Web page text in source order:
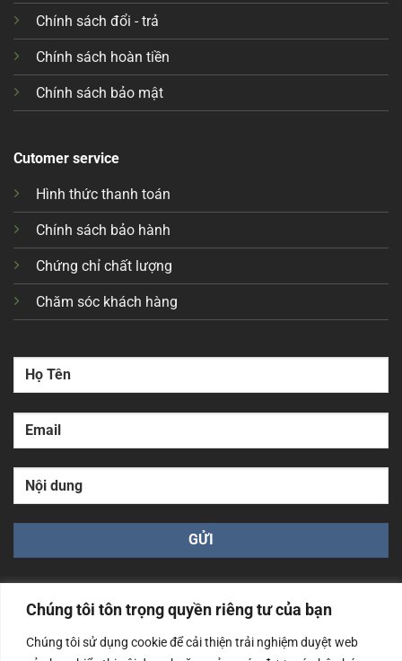
Chúng tôi tôn trọng quyền riêng tư của bạn
Chúng tôi sử dụng cookie để cải thiện trải nghiệm duyệt web
Chính sách đổi - trả
Chính sách hoàn tiền
Chính sách bảo mật
Cutomer service
Hình thức thanh toán
Chính sách bảo hành
Chứng chỉ chất lượng
Chăm sóc khách hàng